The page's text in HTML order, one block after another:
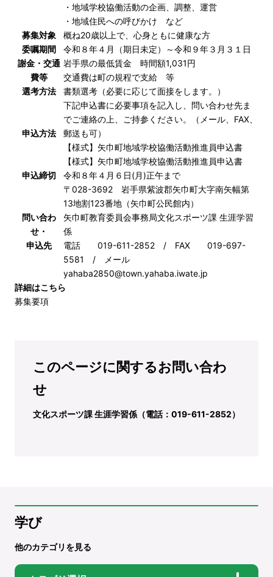
・地域学校協働活動の企画、調整、運営
・地域住民への呼びかけ など
募集対象
概ね20歳以上で、心身ともに健康な方
委嘱期間
令和８年４月（期日未定）～令和９年３月３１日
謝金・交通
費等
岩手県の最低賃金 時間額1,031円
交通費は町の規程で支給 等
選考方法
書類選考（必要に応じて面接をします。）
申込方法
下記申込書に必要事項を記入し、問い合わせ先ま
でご連絡の上、ご持参ください。（メール、FAX、
郵送も可）
【様式】矢巾町地域学校協働活動推進員申込書
【様式】矢巾町地域学校協働活動推進員申込書
申込締切
令和８年４月６日(月)正午まで
問い合わ
せ・
申込先
〒028-3692 岩手県紫波郡矢巾町大字南矢幅第
13地割123番地（矢巾町公民館内）
矢巾町教育委員会事務局文化スポーツ課 生涯学習
係
電話 019-611-2852 / FAX 019-697-
5581 / メール
yahaba2850@town.yahaba.iwate.jp
詳細はこちら
募集要項
このページに関するお問い合わ
せ
文化スポーツ課 生涯学習係（電話：019-611-2852）
学び
他のカテゴリを見る